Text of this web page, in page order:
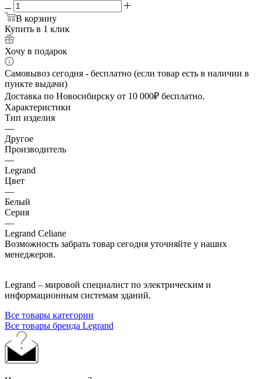
В корзину
Купить в 1 клик
Хочу в подарок
Самовывоз сегодня - бесплатно (если товар есть в наличии в
пункте выдачи)
Доставка по Новосибирску от 10 000₽ бесплатно.
Характеристики
Тип изделия
—
Другое
Производитель
—
Legrand
Цвет
—
Белый
Серия
—
Legrand Celiane
Возможность забрать товар сегодня уточняйте у наших
менеджеров.
Legrand – мировой специалист по электрическим и
информационным системам зданий.
Все товары категории
Все товары бренда Legrand